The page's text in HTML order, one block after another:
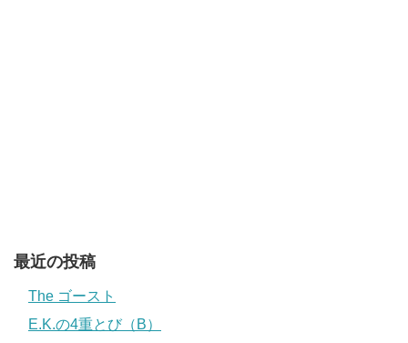
最近の投稿
The ゴースト
E.K.の4重とび（B）